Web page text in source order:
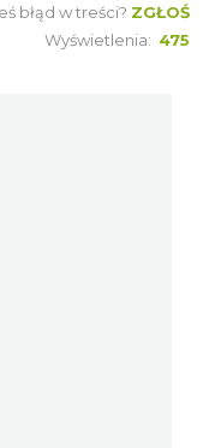
błąd w treści? ZGŁOŚ
Wyświetlenia: 475